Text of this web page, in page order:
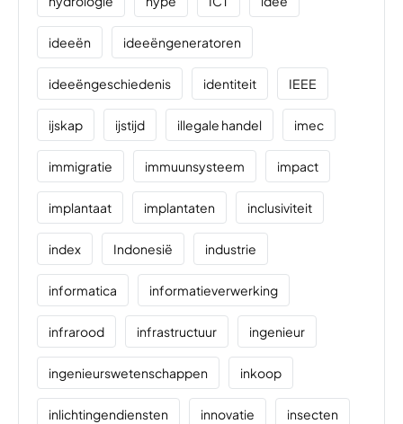
ideeën ideeëngeneratoren
ideeëngeschiedenis identiteit IEEE
ijskap ijstijd illegale handel imec
immigratie immuunsysteem impact
implantaat implantaten inclusiviteit
index Indonesië industrie
informatica informatieverwerking
infrarood infrastructuur ingenieur
ingenieurswetenschappen inkoop
inlichtingendiensten innovatie insecten